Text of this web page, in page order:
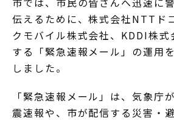
伝えるために、株式会社NTTド
クモバイル株式会社、KDDI株
する「緊急速報メール」の運用
しました。
「緊急速報メール」は、気象庁
震速報や、市が配信する災害・